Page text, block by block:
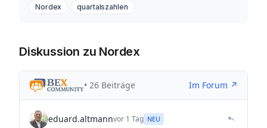
Nordex
quartalszahlen
Diskussion zu Nordex